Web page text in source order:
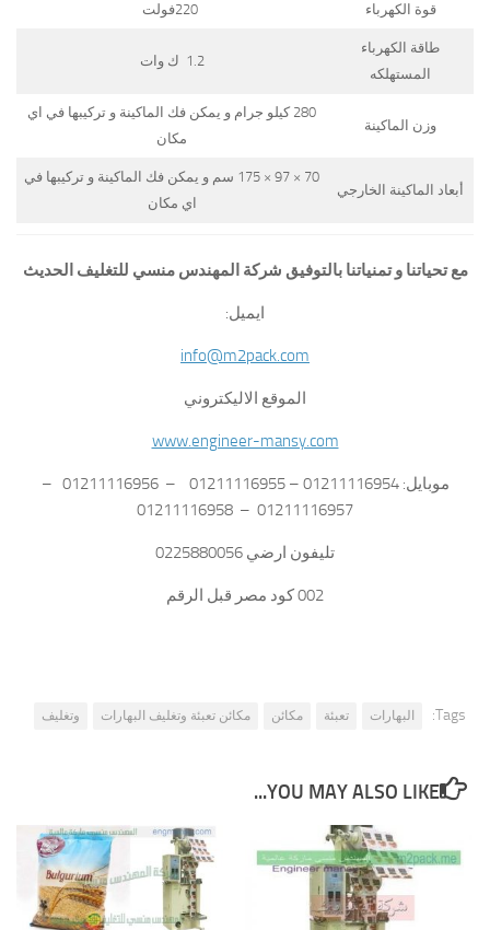
قوة الكهرباء
طاقة الكهرباء
المستهلكه
1.2 ك وات
وزن الماكينة
280 كيلو جرام و يمكن فك الماكينة و تركيبها في اي
مكان
أبعاد الماكينة الخارجي
70 × 97 × 175 سم و يمكن فك الماكينة و تركيبها في
اي مكان
مع تحياتنا و تمنياتنا بالتوفيق شركة المهندس منسي للتغليف الحديث
ايميل:
info@m2pack.com
الموقع الاليكتروني
www.engineer-mansy.com
موبايل: 01211116954 – 01211116955 – 01211116956 –
01211116957 – 01211116958
تليفون ارضي 0225880056
002 كود مصر قبل الرقم
Tags: البهارات تعبئة مكائن مكائن تعبئة وتغليف البهارات وتغليف
YOU MAY ALSO LIKE...